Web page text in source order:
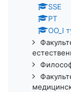
SSE
PT
ОО_I